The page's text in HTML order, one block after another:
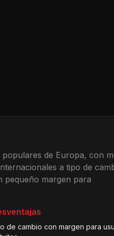
de Europa, con
a tipo de
pequeño margen para
de cambio con margen para